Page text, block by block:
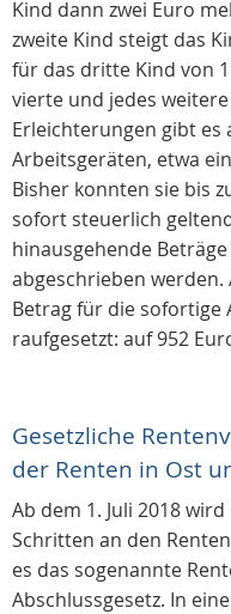
Kind dann zwei Euro
zweite Kind steigt das
für das dritte Kind von
vierte und jedes
Erleichterungen gibt es
Arbeitsgeräten, etwa
Bisher konnten sie bis
sofort steuerlich
hinausgehende
abgeschrieben werden.
Betrag für die sofortige
raufgesetzt: auf 952
Gesetzliche
der Renten in Ost
Ab dem 1. Juli 2018
Schritten an den
es das sogenannte
Abschlussgesetz. In